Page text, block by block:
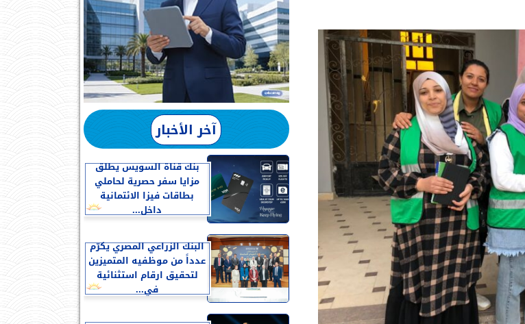
آخر الأخبار
بنك قناة السويس يطلق
مزايا سفر حصرية لحاملي
بطاقات فيزا الائتمانية
داخل...
البنك الزراعي المصري يكرّم
عدداً من موظفيه المتميزين
لتحقيق ارقام استثنائية
في...